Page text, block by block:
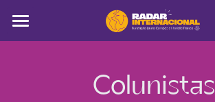
ColunistasColunistas